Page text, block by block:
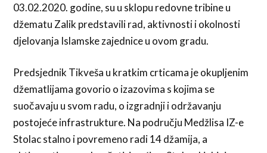
03.02.2020. godine, su u sklopu redovne tribine u
džematu Zalik predstavili rad, aktivnosti i okolnosti
djelovanja Islamske zajednice u ovom gradu.
Predsjednik Tikveša u kratkim crticama je okupljenim
džematlijama govorio o izazovima s kojima se
suočavaju u svom radu, o izgradnji i održavanju
postojeće infrastrukture. Na području Medžlisa IZ-e
Stolac stalno i povremeno radi 14 džamija, a